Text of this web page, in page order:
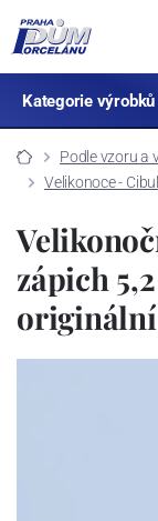
Kategorie výrobků
Podle vzoru a
Velikonoce -
zápich